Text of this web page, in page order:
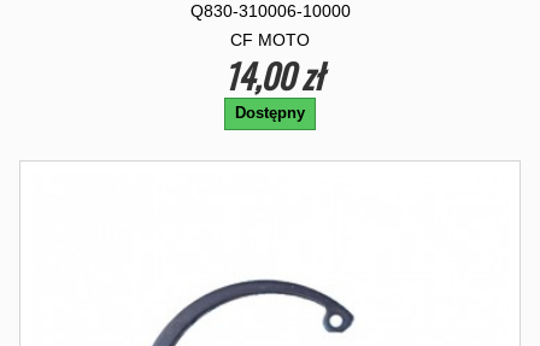
Q830-310006-10000
CF MOTO
14,00 zł
Dostępny